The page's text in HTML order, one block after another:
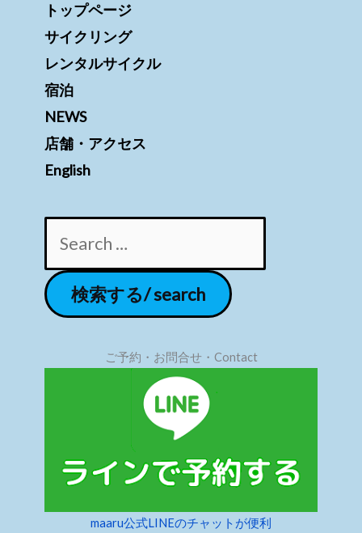
トップページ
サイクリング
レンタルサイクル
宿泊
NEWS
店舗・アクセス
English
ご予約・お問合せ・Contact
maaru公式LINEのチャットが便利